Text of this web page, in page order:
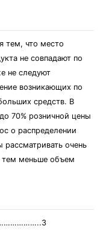
тем, что место
не совпадают по
не следуют
возникающих по
средств. В
70% розничной цены
о распределении
очень
тем меньше объем